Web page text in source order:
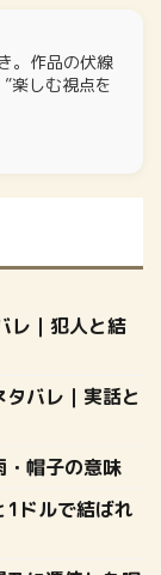
。作品の伏線
楽しむ視点を
レ｜犯人と結
バレ｜実話と
・帽子の意味
1ドルで結ばれ